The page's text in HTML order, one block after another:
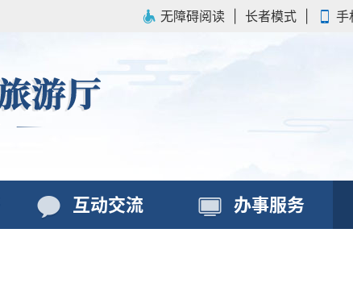
无障碍阅读 长者模式 手
互动交流 办事服务